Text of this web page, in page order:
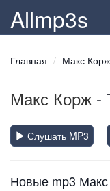
Allmp3s
Главная Макс Корж
Макс Корж -
Слушать MP3
Новые mp3